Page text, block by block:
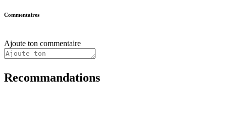
Commentaires
Ajoute ton commentaire
Recommandations